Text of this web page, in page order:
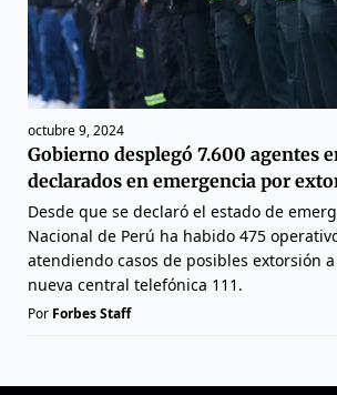
octubre 9, 2024
Gobierno desplegó 7.600 agentes
declarados en emergencia por
Desde que se declaró el estado de
Nacional de Perú ha habido 475
atendiendo casos de posibles extorsión
nueva central telefónica 111.
Por Forbes Staff